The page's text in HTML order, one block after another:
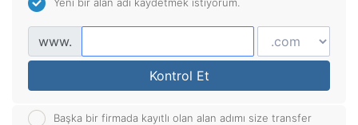
www.
Kontrol Et
Başka bir firmada kayıtlı olan alan adımı size transfer